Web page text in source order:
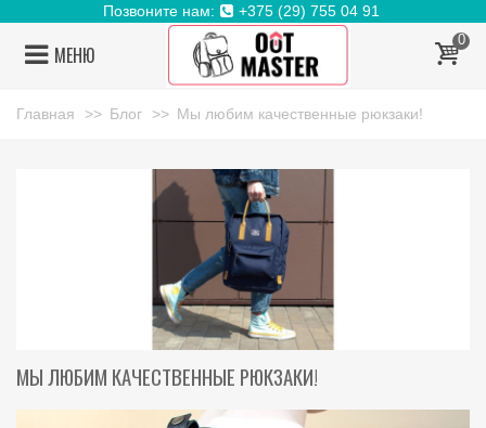
Позвоните нам: +375 (29) 755 04 91
МЕНЮ
0
Главная >> Блог >> Мы любим качественные рюкзаки!
МЫ ЛЮБИМ КАЧЕСТВЕННЫЕ РЮКЗАКИ!